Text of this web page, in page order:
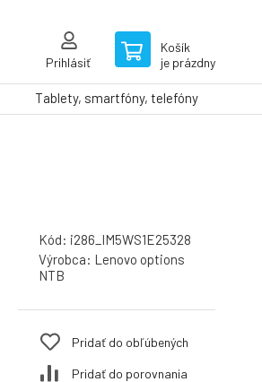
Prihlásiť
Košík
je prázdny
Tablety, smartfóny, telefóny
Kód: i286_IM5WS1E25328
Výrobca: Lenovo options
NTB
Pridať do obľúbených
Pridať do porovnania